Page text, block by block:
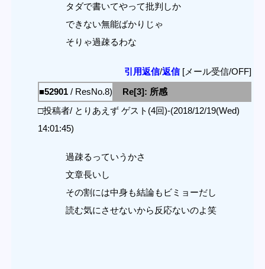
タダで書いてやって批判しか
できない無能ばかりじゃ
そりゃ過疎るわな
引用返信/返信[メール受信/OFF]
■52901 / ResNo.8)
Re[3]: 所感
□投稿者/ とりあえず ゲスト(4回)-(2018/12/19(Wed)
14:01:45)
過疎るっていうかさ
文章長いし
その割には中身も結論もビミョーだし
読む気にさせないから反応ないのよ笑